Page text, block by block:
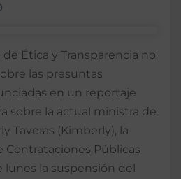
Ética y Transparencia no
las presuntas
en un reportaje
sobre la actual ministra de
Taveras (Kimberly), la
Contrataciones Públicas
lunes la suspensión del